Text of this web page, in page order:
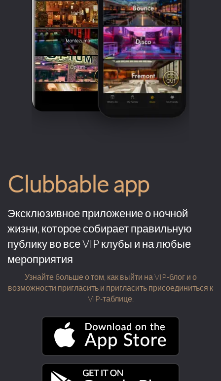
Clubbable app
Эксклюзивное приложение о ночной
жизни, которое собирает правильную
публику во все VIP клубы и на любые
мероприятия
Узнайте больше о том, как выйти на VIP-блог и о
возможности пригласить и пригласить присоединиться к
VIP-таблице.